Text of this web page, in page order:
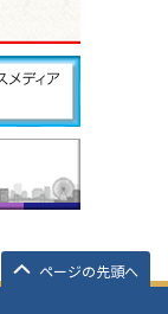
ページの先頭へ